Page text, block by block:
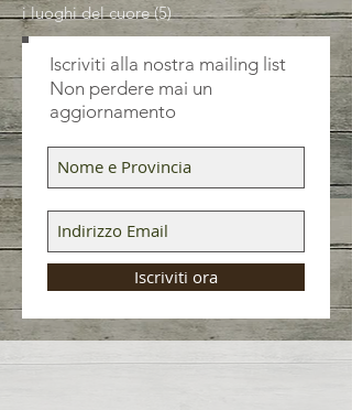
i luoghi del cuore (5)5 post
Iscriviti alla nostra mailing list
Non perdere mai un
aggiornamento
Iscriviti ora